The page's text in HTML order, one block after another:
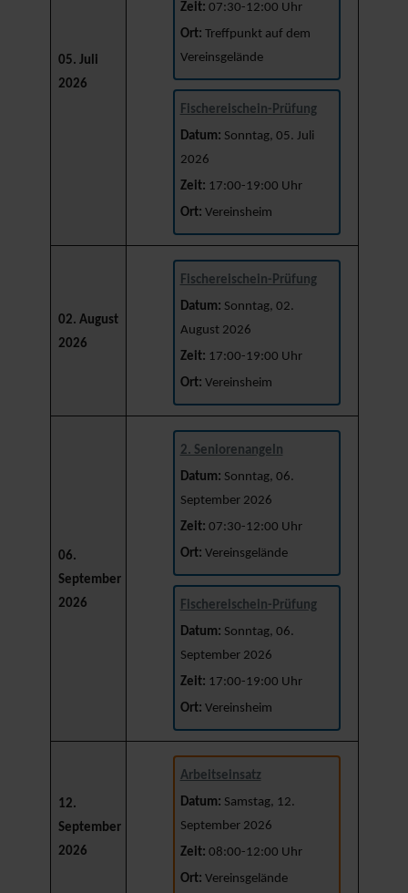
05. Juli
2026
Zeit: 07:30-12:00 Uhr
Ort: Treffpunkt auf dem
Vereinsgelände
Fischereischein-Prüfung
Datum: Sonntag, 05. Juli
2026
Zeit: 17:00-19:00 Uhr
Ort: Vereinsheim
02. August
2026
Fischereischein-Prüfung
Datum: Sonntag, 02.
August 2026
Zeit: 17:00-19:00 Uhr
Ort: Vereinsheim
06.
September
2026
2. Seniorenangeln
Datum: Sonntag, 06.
September 2026
Zeit: 07:30-12:00 Uhr
Ort: Vereinsgelände
Fischereischein-Prüfung
Datum: Sonntag, 06.
September 2026
Zeit: 17:00-19:00 Uhr
Ort: Vereinsheim
12.
September
2026
Arbeitseinsatz
Datum: Samstag, 12.
September 2026
Zeit: 08:00-12:00 Uhr
Ort: Vereinsgelände